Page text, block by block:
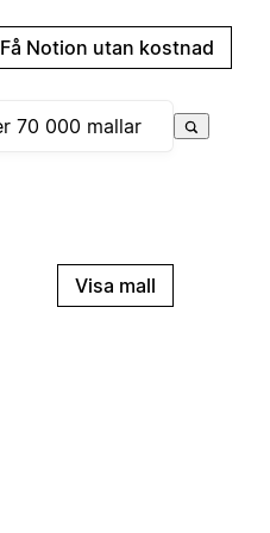
Få Notion utan kostnad
Visa mall